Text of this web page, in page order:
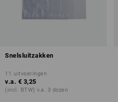
Snelsluitzakken
11 uitvoeringen
v.a. € 3,25
(incl. BTW) v.a. 3 dozen